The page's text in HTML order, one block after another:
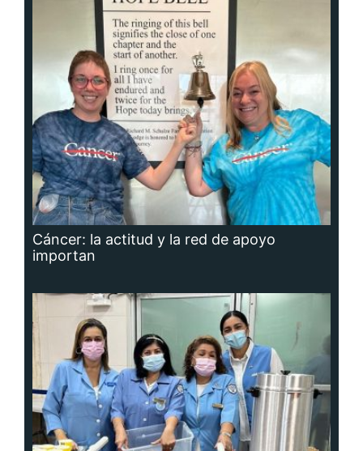
Cáncer: la actitud y la red de apoyo
importan